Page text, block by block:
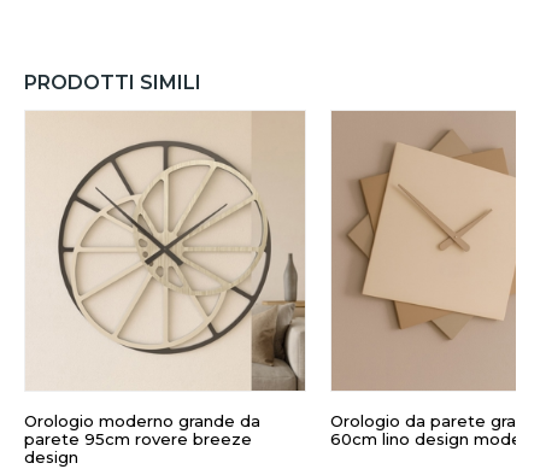
PRODOTTI SIMILI
Orologio moderno grande da
parete 95cm rovere breeze
design
Orologio da parete
60cm lino design